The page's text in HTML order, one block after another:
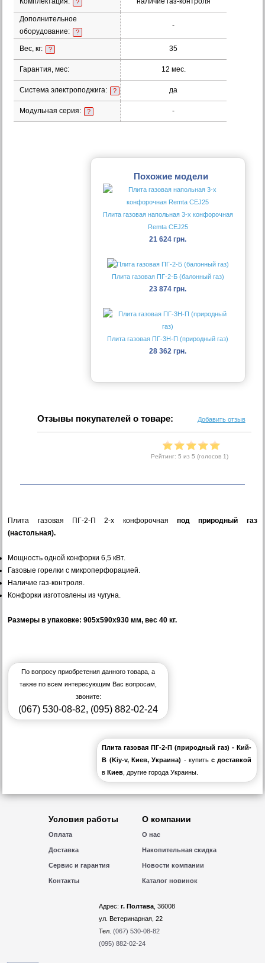
?
Дополнительное
оборудование:
?
-
Вес, кг: ? 35
Гарантия, мес: 12 мес.
Система электроподжига: ? да
Модульная серия: ? -
Похожие модели
Плита газовая напольная 3-х конфорочная
Remta CEJ25
21 624 грн.
Плита газовая ПГ-2-Б (балонный газ)
23 874 грн.
Плита газовая ПГ-3Н-П (природный газ)
28 362 грн.
Отзывы покупателей о товаре: Добавить отзыв
Рейтинг: 5 из 5 (голосов 1)
Плита газовая ПГ-2-П 2-х конфорочнаяпод природный газ
(настольная).
Мощность одной конфорки 6,5 кВт.
Газовые горелки с микроперфорацией.
Наличие газ-контроля.
Конфорки изготовлены из чугуна.
Размеры в упаковке: 905х590х930 мм, вес 40 кг.
По вопросу приобретения данного товара, а
также по всем интересующим Вас вопросам,
звоните:
(067) 530-08-82, (095) 882-02-24
Плита газовая ПГ-2-П (природный газ) - Кий-
В (Kiy-v, Киев, Украина) - купитьс доставкой
вКиев , другие города Украины.
Условия работы
Оплата
Доставка
Сервис и гарантия
Контакты
О компании
О нас
Накопительная скидка
Новости компании
Каталог новинок
Адрес: г. Полтава, 36008
ул. Ветеринарная, 22
Тел. (067) 530-08-82
(095) 882-02-24